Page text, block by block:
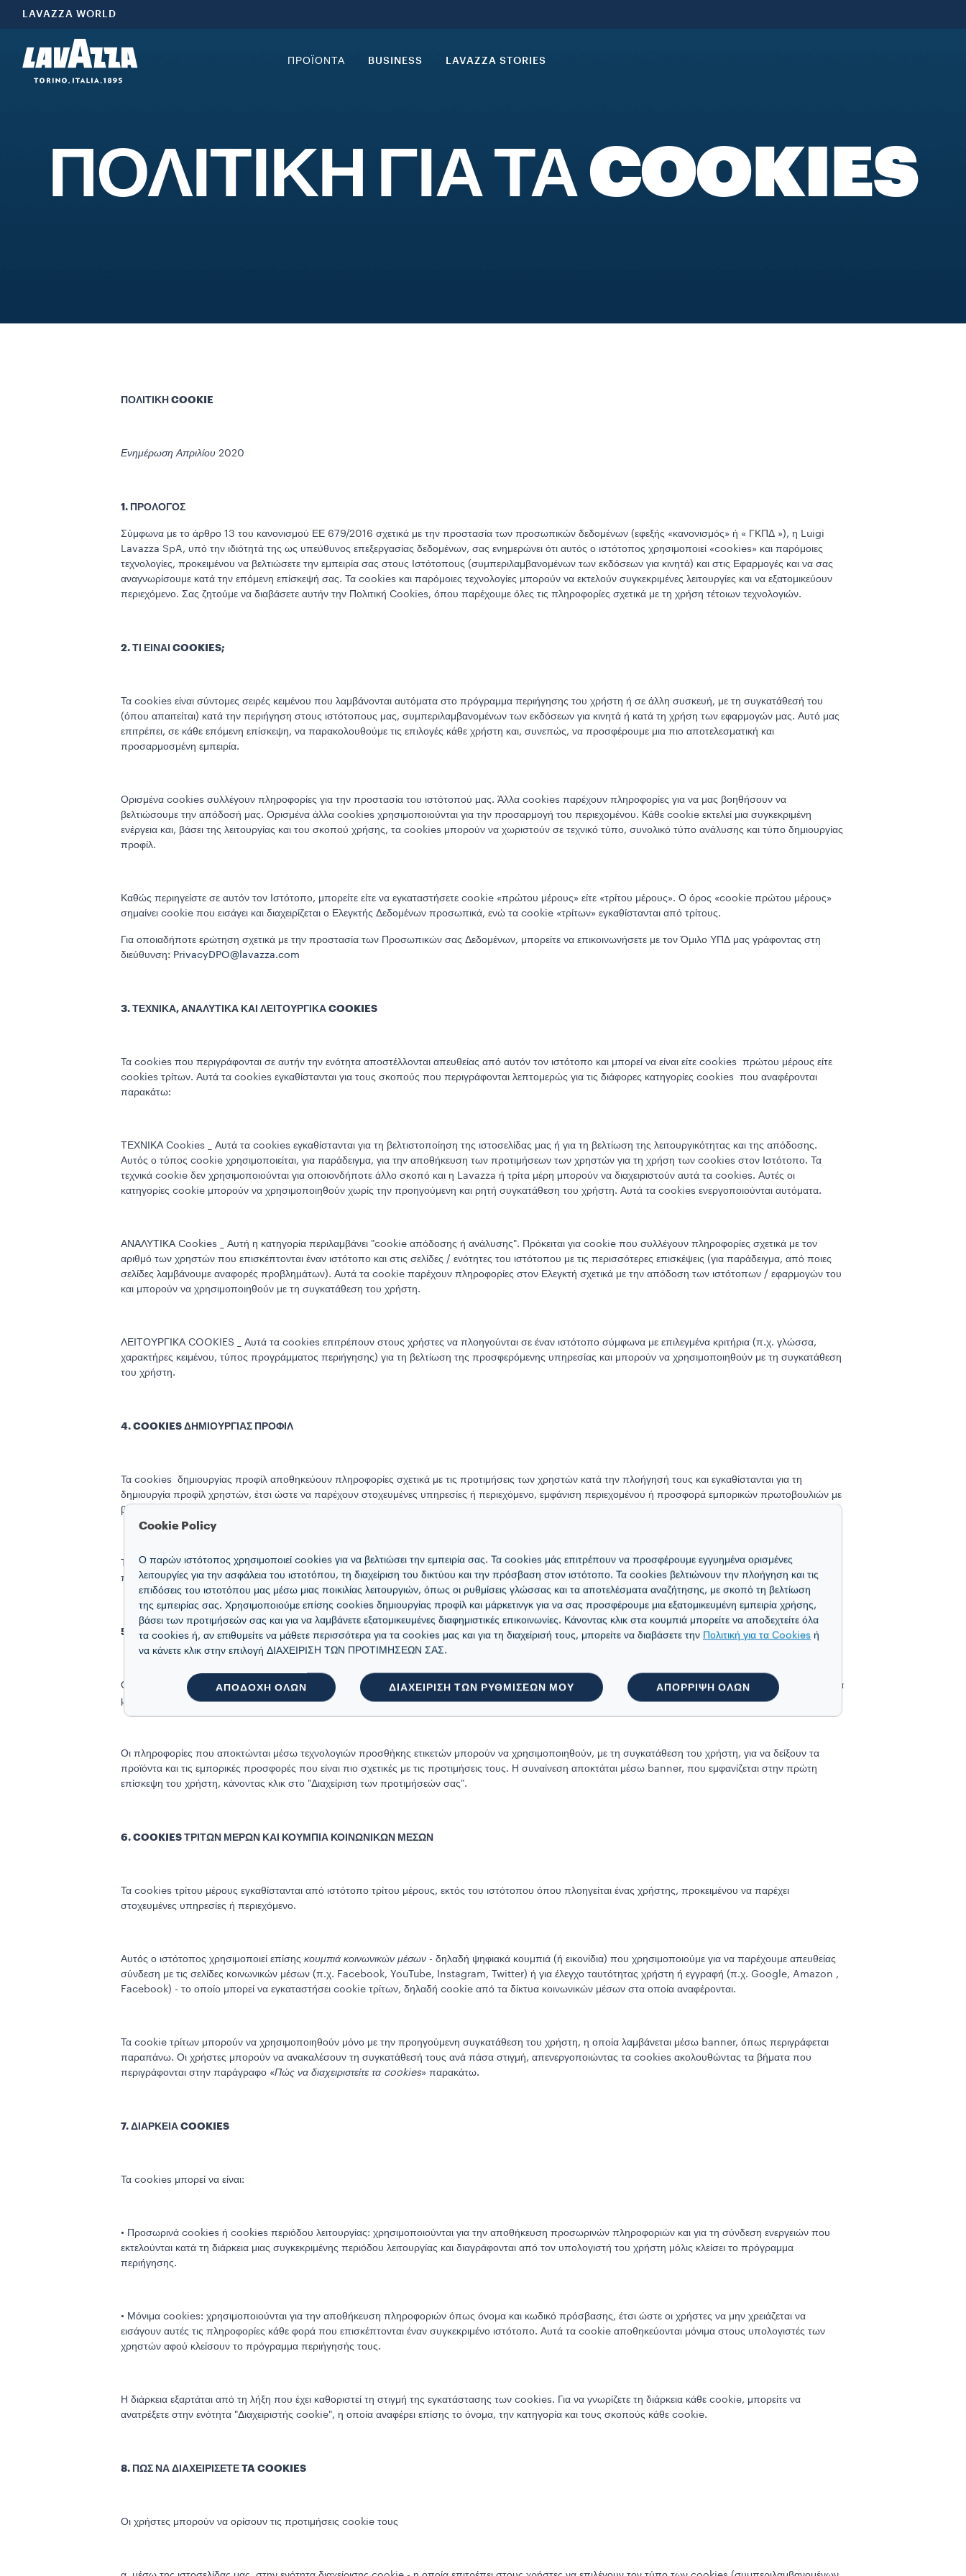
LAVAZZA WORLD
ΠΡΟΪΟΝΤΑ BUSINESS LAVAZZA STORIES
ΠΟΛΙΤΙΚΉ ΓΙΑ ΤΑ COOKIES
ΠΟΛΙΤΙΚΗ COOKIE
Ενημέρωση Απριλίου 2020
1. ΠΡΟΛΟΓΟΣ
Σύμφωνα με το άρθρο 13 του κανονισμού ΕΕ 679/2016 σχετικά με την προστασία των προσωπικών δεδομένων (εφεξής «κανονισμός» ή « ΓΚΠΔ »), η Luigi
Lavazza SpA, υπό την ιδιότητά της ως υπεύθυνος επεξεργασίας δεδομένων, σας ενημερώνει ότι αυτός ο ιστότοπος χρησιμοποιεί «cookies» και παρόμοιες
τεχνολογίες, προκειμένου να βελτιώσετε την εμπειρία σας στους Ιστότοπους (συμπεριλαμβανομένων των εκδόσεων για κινητά) και στις Εφαρμογές και να σας
αναγνωρίσουμε κατά την επόμενη επίσκεψή σας. Τα cookies και παρόμοιες τεχνολογίες μπορούν να εκτελούν συγκεκριμένες λειτουργίες και να εξατομικεύουν
περιεχόμενο. Σας ζητούμε να διαβάσετε αυτήν την Πολιτική Cookies, όπου παρέχουμε όλες τις πληροφορίες σχετικά με τη χρήση τέτοιων τεχνολογιών.
2. ΤΙ ΕΙΝΑΙ COOKIES;
Τα cookies είναι σύντομες σειρές κειμένου που λαμβάνονται αυτόματα στο πρόγραμμα περιήγησης του χρήστη ή σε άλλη συσκευή, με τη συγκατάθεσή του
(όπου απαιτείται) κατά την περιήγηση στους ιστότοπους μας, συμπεριλαμβανομένων των εκδόσεων για κινητά ή κατά τη χρήση των εφαρμογών μας. Αυτό μας
επιτρέπει, σε κάθε επόμενη επίσκεψη, να παρακολουθούμε τις επιλογές κάθε χρήστη και, συνεπώς, να προσφέρουμε μια πιο αποτελεσματική και
προσαρμοσμένη εμπειρία.
Ορισμένα cookies συλλέγουν πληροφορίες για την προστασία του ιστότοπού μας. Άλλα cookies παρέχουν πληροφορίες για να μας βοηθήσουν να
βελτιώσουμε την απόδοσή μας. Ορισμένα άλλα cookies χρησιμοποιούνται για την προσαρμογή του περιεχομένου. Κάθε cookie εκτελεί μια συγκεκριμένη
ενέργεια και, βάσει της λειτουργίας και του σκοπού χρήσης, τα cookies μπορούν να χωριστούν σε τεχνικό τύπο, συνολικό τύπο ανάλυσης και τύπο δημιουργίας
προφίλ.
Καθώς περιηγείστε σε αυτόν τον Ιστότοπο, μπορείτε είτε να εγκαταστήσετε cookie «πρώτου μέρους» είτε «τρίτου μέρους». Ο όρος «cookie πρώτου μέρους»
σημαίνει cookie που εισάγει και διαχειρίζεται ο Ελεγκτής Δεδομένων προσωπικά, ενώ τα cookie «τρίτων» εγκαθίστανται από τρίτους.
Για οποιαδήποτε ερώτηση σχετικά με την προστασία των Προσωπικών σας Δεδομένων, μπορείτε να επικοινωνήσετε με τον Όμιλο ΥΠΔ μας γράφοντας στη
διεύθυνση: PrivacyDPO@lavazza.com
3. ΤΕΧΝΙΚΑ, ΑΝΑΛΥΤΙΚΑ ΚΑΙ ΛΕΙΤΟΥΡΓΙΚΑ COOKIES
Τα cookies που περιγράφονται σε αυτήν την ενότητα αποστέλλονται απευθείας από αυτόν τον ιστότοπο και μπορεί να είναι είτε cookies πρώτου μέρους είτε
cookies τρίτων. Αυτά τα cookies εγκαθίστανται για τους σκοπούς που περιγράφονται λεπτομερώς για τις διάφορες κατηγορίες cookies που αναφέρονται
παρακάτω:
ΤΕΧΝΙΚΑ Cookies _ Αυτά τα cookies εγκαθίστανται για τη βελτιστοποίηση της ιστοσελίδας μας ή για τη βελτίωση της λειτουργικότητας και της απόδοσης.
Αυτός ο τύπος cookie χρησιμοποιείται, για παράδειγμα, για την αποθήκευση των προτιμήσεων των χρηστών για τη χρήση των cookies στον Ιστότοπο. Τα
τεχνικά cookie δεν χρησιμοποιούνται για οποιονδήποτε άλλο σκοπό και η Lavazza ή τρίτα μέρη μπορούν να διαχειριστούν αυτά τα cookies. Αυτές οι
κατηγορίες cookie μπορούν να χρησιμοποιηθούν χωρίς την προηγούμενη και ρητή συγκατάθεση του χρήστη. Αυτά τα cookies ενεργοποιούνται αυτόματα.
ΑΝΑΛΥΤΙΚΑ Cookies _ Αυτή η κατηγορία περιλαμβάνει "cookie απόδοσης ή ανάλυσης". Πρόκειται για cookie που συλλέγουν πληροφορίες σχετικά με τον
αριθμό των χρηστών που επισκέπτονται έναν ιστότοπο και στις σελίδες / ενότητες του ιστότοπου με τις περισσότερες επισκέψεις (για παράδειγμα, από ποιες
σελίδες λαμβάνουμε αναφορές προβλημάτων). Αυτά τα cookie παρέχουν πληροφορίες στον Ελεγκτή σχετικά με την απόδοση των ιστότοπων / εφαρμογών του
και μπορούν να χρησιμοποιηθούν με τη συγκατάθεση του χρήστη.
ΛΕΙΤΟΥΡΓΙΚΑ COOKIES _ Αυτά τα cookies επιτρέπουν στους χρήστες να πλοηγούνται σε έναν ιστότοπο σύμφωνα με επιλεγμένα κριτήρια (π.χ. γλώσσα,
χαρακτήρες κειμένου, τύπος προγράμματος περιήγησης) για τη βελτίωση της προσφερόμενης υπηρεσίας και μπορούν να χρησιμοποιηθούν με τη συγκατάθεση
του χρήστη.
4. COOKIES ΔΗΜΙΟΥΡΓΙΑΣ ΠΡΟΦΙΛ
Τα cookies δημιουργίας προφίλ αποθηκεύουν πληροφορίες σχετικά με τις προτιμήσεις των χρηστών κατά την πλοήγησή τους και εγκαθίστανται για τη
δημιουργία προφίλ χρηστών, έτσι ώστε να παρέχουν στοχευμένες υπηρεσίες ή περιεχόμενο, εμφάνιση περιεχομένου ή προσφορά εμπορικών πρωτοβουλιών με
βάση τις ενότητες στους ιστότοπούς μας που έδειξαν πιο σχετικές για τους χρήστες και για τα ενδιαφέροντά τους .
Τα cookies δημιουργίας προφίλ μπορούν να χρησιμοποιηθούν με τη συγκατάθεση του χρήστη. Η συναίνεση αποκτάται μέσω banner, που εμφανίζεται στην
πρώτη επίσκεψη του χρήστη, κάνοντας κλικ στο "Διαχείριση των προτιμήσεών σας".
5. ΤΕΧΝΟΛΟΓΙΕΣ ΠΑΡΑΚΟΛΟΥΘΗΣΗΣ (TRACKING)
Οι ιστότοποι και οι εφαρμογές μας χρησιμοποιούν επίσης τεχνολογίες παρόμοιες με τα cookies, γνωστές ως τεχνολογίες "προσθήκης ετικετών"(tagging). Αυτά
μας επιτρέπουν να κατανοήσουμε ποιο περιεχόμενο φαίνεται πιο ενδιαφέρον για τους χρήστες μας και αν μια συγκεκριμένη προσφορά μπορεί να ενδιαφέρει.
Οι πληροφορίες που αποκτώνται μέσω τεχνολογιών προσθήκης ετικετών μπορούν να χρησιμοποιηθούν, με τη συγκατάθεση του χρήστη, για να δείξουν τα
προϊόντα και τις εμπορικές προσφορές που είναι πιο σχετικές με τις προτιμήσεις τους. Η συναίνεση αποκτάται μέσω banner, που εμφανίζεται στην πρώτη
επίσκεψη του χρήστη, κάνοντας κλικ στο "Διαχείριση των προτιμήσεών σας".
6. COOKIES ΤΡΙΤΩΝ ΜΕΡΩΝ ΚΑΙ ΚΟΥΜΠΙΑ ΚΟΙΝΩΝΙΚΩΝ ΜΕΣΩΝ
Τα cookies τρίτου μέρους εγκαθίστανται από ιστότοπο τρίτου μέρους, εκτός του ιστότοπου όπου πλοηγείται ένας χρήστης, προκειμένου να παρέχει
στοχευμένες υπηρεσίες ή περιεχόμενο.
Αυτός ο ιστότοπος χρησιμοποιεί επίσης κουμπιά κοινωνικών μέσων- δηλαδή ψηφιακά κουμπιά (ή εικονίδια) που χρησιμοποιούμε για να παρέχουμε απευθείας
σύνδεση με τις σελίδες κοινωνικών μέσων (π.χ. Facebook, YouTube, Instagram, Twitter) ή για έλεγχο ταυτότητας χρήστη ή εγγραφή (π.χ. Google, Amazon ,
Facebook) - το οποίο μπορεί να εγκαταστήσει cookie τρίτων, δηλαδή cookie από τα δίκτυα κοινωνικών μέσων στα οποία αναφέρονται.
Τα cookie τρίτων μπορούν να χρησιμοποιηθούν μόνο με την προηγούμενη συγκατάθεση του χρήστη, η οποία λαμβάνεται μέσω banner, όπως περιγράφεται
παραπάνω. Οι χρήστες μπορούν να ανακαλέσουν τη συγκατάθεσή τους ανά πάσα στιγμή, απενεργοποιώντας τα cookies ακολουθώντας τα βήματα που
περιγράφονται στην παράγραφο «Πώς να διαχειριστείτε τα cookies» παρακάτω.
7. ΔΙΑΡΚΕΙΑ COOKIES
Τα cookies μπορεί να είναι:
• Προσωρινά cookies ή cookies περιόδου λειτουργίας: χρησιμοποιούνται για την αποθήκευση προσωρινών πληροφοριών και για τη σύνδεση ενεργειών που
εκτελούνται κατά τη διάρκεια μιας συγκεκριμένης περιόδου λειτουργίας και διαγράφονται από τον υπολογιστή του χρήστη μόλις κλείσει το πρόγραμμα
περιήγησης.
• Μόνιμα cookies: χρησιμοποιούνται για την αποθήκευση πληροφοριών όπως όνομα και κωδικό πρόσβασης, έτσι ώστε οι χρήστες να μην χρειάζεται να
εισάγουν αυτές τις πληροφορίες κάθε φορά που επισκέπτονται έναν συγκεκριμένο ιστότοπο. Αυτά τα cookie αποθηκεύονται μόνιμα στους υπολογιστές των
χρηστών αφού κλείσουν το πρόγραμμα περιήγησής τους.
Η διάρκεια εξαρτάται από τη λήξη που έχει καθοριστεί τη στιγμή της εγκατάστασης των cookies. Για να γνωρίζετε τη διάρκεια κάθε cookie, μπορείτε να
ανατρέξετε στην ενότητα "Διαχειριστής cookie", η οποία αναφέρει επίσης το όνομα, την κατηγορία και τους σκοπούς κάθε cookie.
8. ΠΩΣ ΝΑ ΔΙΑΧΕΙΡΙΣΕΤΕ TA COOKIES
Οι χρήστες μπορούν να ορίσουν τις προτιμήσεις cookie τους
Cookie Policy
Ο παρών ιστότοπος χρησιμοποιεί cookies για να βελτιώσει την εμπειρία σας. Τα cookies μάς επιτρέπουν να προσφέρουμε εγγυημένα ορισμένες
λειτουργίες για την ασφάλεια του ιστοτόπου, τη διαχείριση του δικτύου και την πρόσβαση στον ιστότοπο. Τα cookies βελτιώνουν την πλοήγηση και τις
επιδόσεις του ιστοτόπου μας μέσω μιας ποικιλίας λειτουργιών, όπως οι ρυθμίσεις γλώσσας και τα αποτελέσματα αναζήτησης, με σκοπό τη βελτίωση
της εμπειρίας σας. Χρησιμοποιούμε επίσης cookies δημιουργίας προφίλ και μάρκετινγκ για να σας προσφέρουμε μια εξατομικευμένη εμπειρία χρήσης,
βάσει των προτιμήσεών σας και για να λαμβάνετε εξατομικευμένες διαφημιστικές επικοινωνίες. Κάνοντας κλικ στα κουμπιά μπορείτε να αποδεχτείτε όλα
τα cookies ή, αν επιθυμείτε να μάθετε περισσότερα για τα cookies μας και για τη διαχείρισή τους, μπορείτε να διαβάσετε την Πολιτική για τα Cookies ή
να κάνετε κλικ στην επιλογή ΔΙΑΧΕΙΡΙΣΗ ΤΩΝ ΠΡΟΤΙΜΗΣΕΩΝ ΣΑΣ.
ΑΠΟΔΟΧΗ ΟΛΩΝ ΔΙΑΧΕΙΡΙΣΗ ΤΩΝ ΡΥΘΜΙΣΕΩΝ ΜΟΥ ΑΠΟΡΡΙΨΗ ΟΛΩΝ